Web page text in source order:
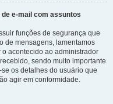
e-mail com assuntos
funções de segurança que
de mensagens, lamentamos
acontecido ao administrador
sendo muito importante
os detalhes do usuário que
agir em conformidade.